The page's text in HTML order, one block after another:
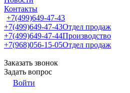
Контакты
+7(499)649-47-43
+7(499)649-47-43Отдел продаж
+7(499)649-47-44Производство
+7(968)056-15-05Отдел продаж
Заказать звонок
Задать вопрос
Войти